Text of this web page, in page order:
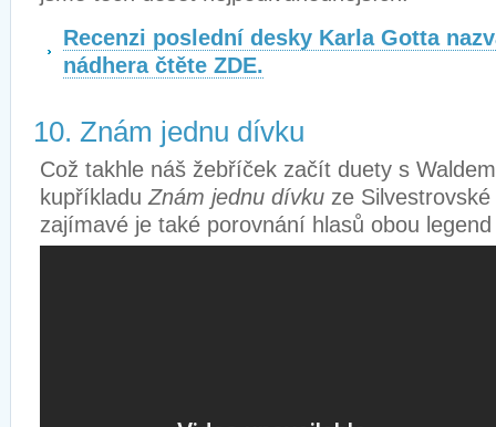
Recenzi poslední desky Karla Gotta
nádhera čtěte ZDE.
10. Znám jednu dívku
Což takhle náš žebříček začít duety s
kupříkladu Znám jednu dívku ze
zajímavé je také porovnání hlasů obou